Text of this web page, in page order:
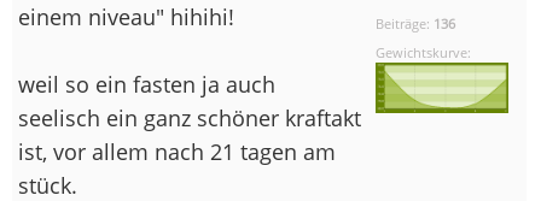
Beiträge: 136
Gewichtskurve:
einem niveau" hihihi!
weil so ein fasten ja auch
seelisch ein ganz schöner kraftakt
ist, vor allem nach 21 tagen am
stück.